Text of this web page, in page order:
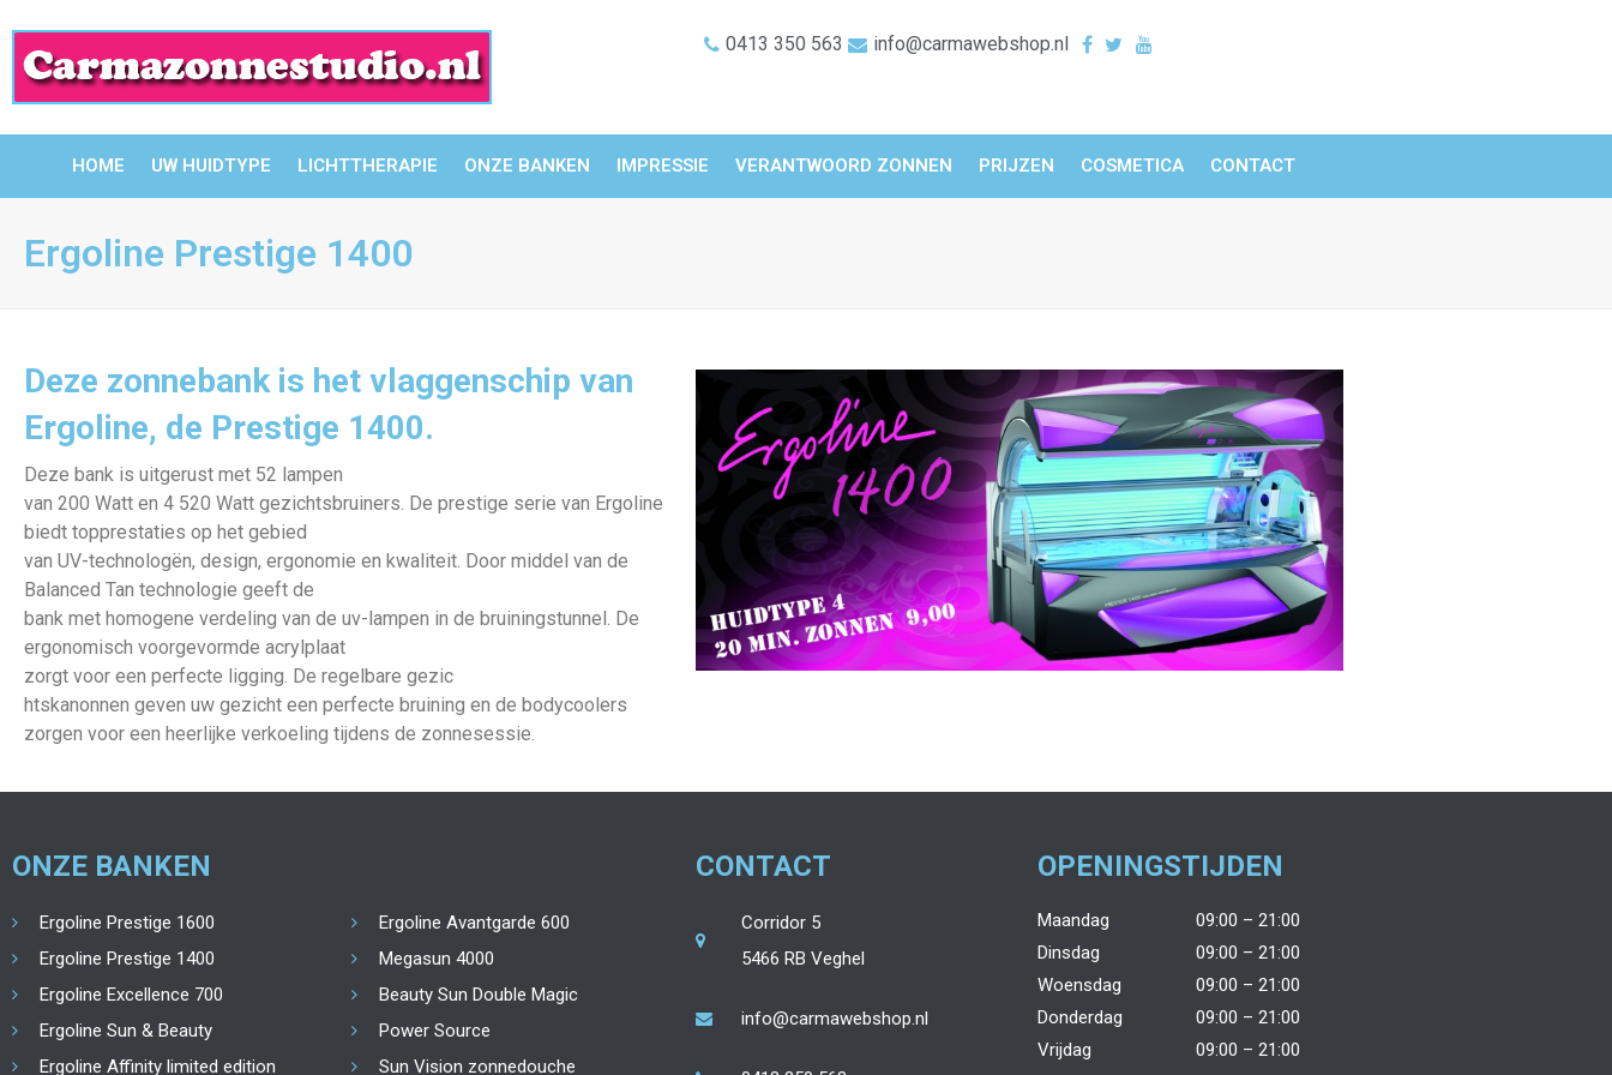
0413 350 563 info@carmawebshop.nl
HOME UW HUIDTYPE LICHTTHERAPIE ONZE BANKEN IMPRESSIE VERANTWOORD ZONNEN PRIJZEN COSMETICA CONTACT
Ergoline Prestige 1400
Deze zonnebank is het vlaggenschip van
Ergoline, de Prestige 1400.
Deze bank is uitgerust met 52 lampen
van 200 Watt en 4 520 Watt gezichtsbruiners. De prestige serie van Ergoline
biedt topprestaties op het gebied
van UV-technologën, design, ergonomie en kwaliteit. Door middel van de
Balanced Tan technologie geeft de
bank met homogene verdeling van de uv-lampen in de bruiningstunnel. De
ergonomisch voorgevormde acrylplaat
zorgt voor een perfecte ligging. De regelbare gezic
htskanonnen geven uw gezicht een perfecte bruining en de bodycoolers
zorgen voor een heerlijke verkoeling tijdens de zonnesessie.
ONZE BANKEN
Ergoline Prestige 1600
Ergoline Prestige 1400
Ergoline Excellence 700
Ergoline Sun & Beauty
Ergoline Affinity limited edition
Ergoline Avantgarde 600
Megasun 4000
Beauty Sun Double Magic
Power Source
Sun Vision zonnedouche
CONTACT
Corridor 5
5466 RB Veghel
info@carmawebshop.nl
OPENINGSTIJDEN
Maandag
Dinsdag
Woensdag
Donderdag
Vrijdag
09:00 – 21:00
09:00 – 21:00
09:00 – 21:00
09:00 – 21:00
09:00 – 21:00